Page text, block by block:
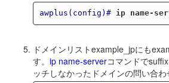
awplus(config)# ip name-
ドメインリストexample_jpにも
す。 ip name-serverコマンドで
ッチしなかったドメインの問い合